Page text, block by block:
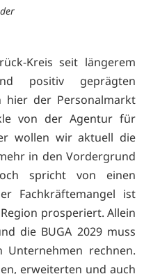
Kreis seit längerem
positiv geprägten
hier der Personalmarkt
von der Agentur für
wollen wir aktuell die
in den Vordergrund
spricht von einen
Fachkräftemangel ist
prosperiert. Allein
die BUGA 2029 muss
rechnen.
erweiterten und auch